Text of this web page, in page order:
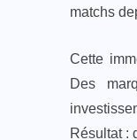
matchs
Cette
Des
Résultat :